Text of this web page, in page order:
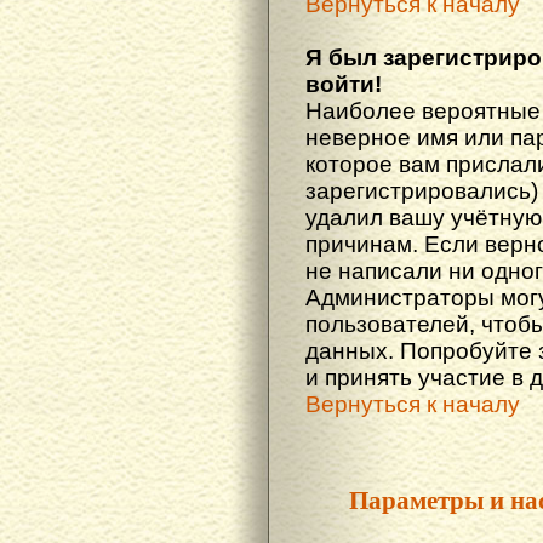
Я был
войти!
Наиболее
неверное имя или
которое вам
удалил вашу
причинам. Если
не написали ни
Администраторы
пользователей,
данных. Попробуйте
и принять участие в
Вернуться к началу
Параметры и